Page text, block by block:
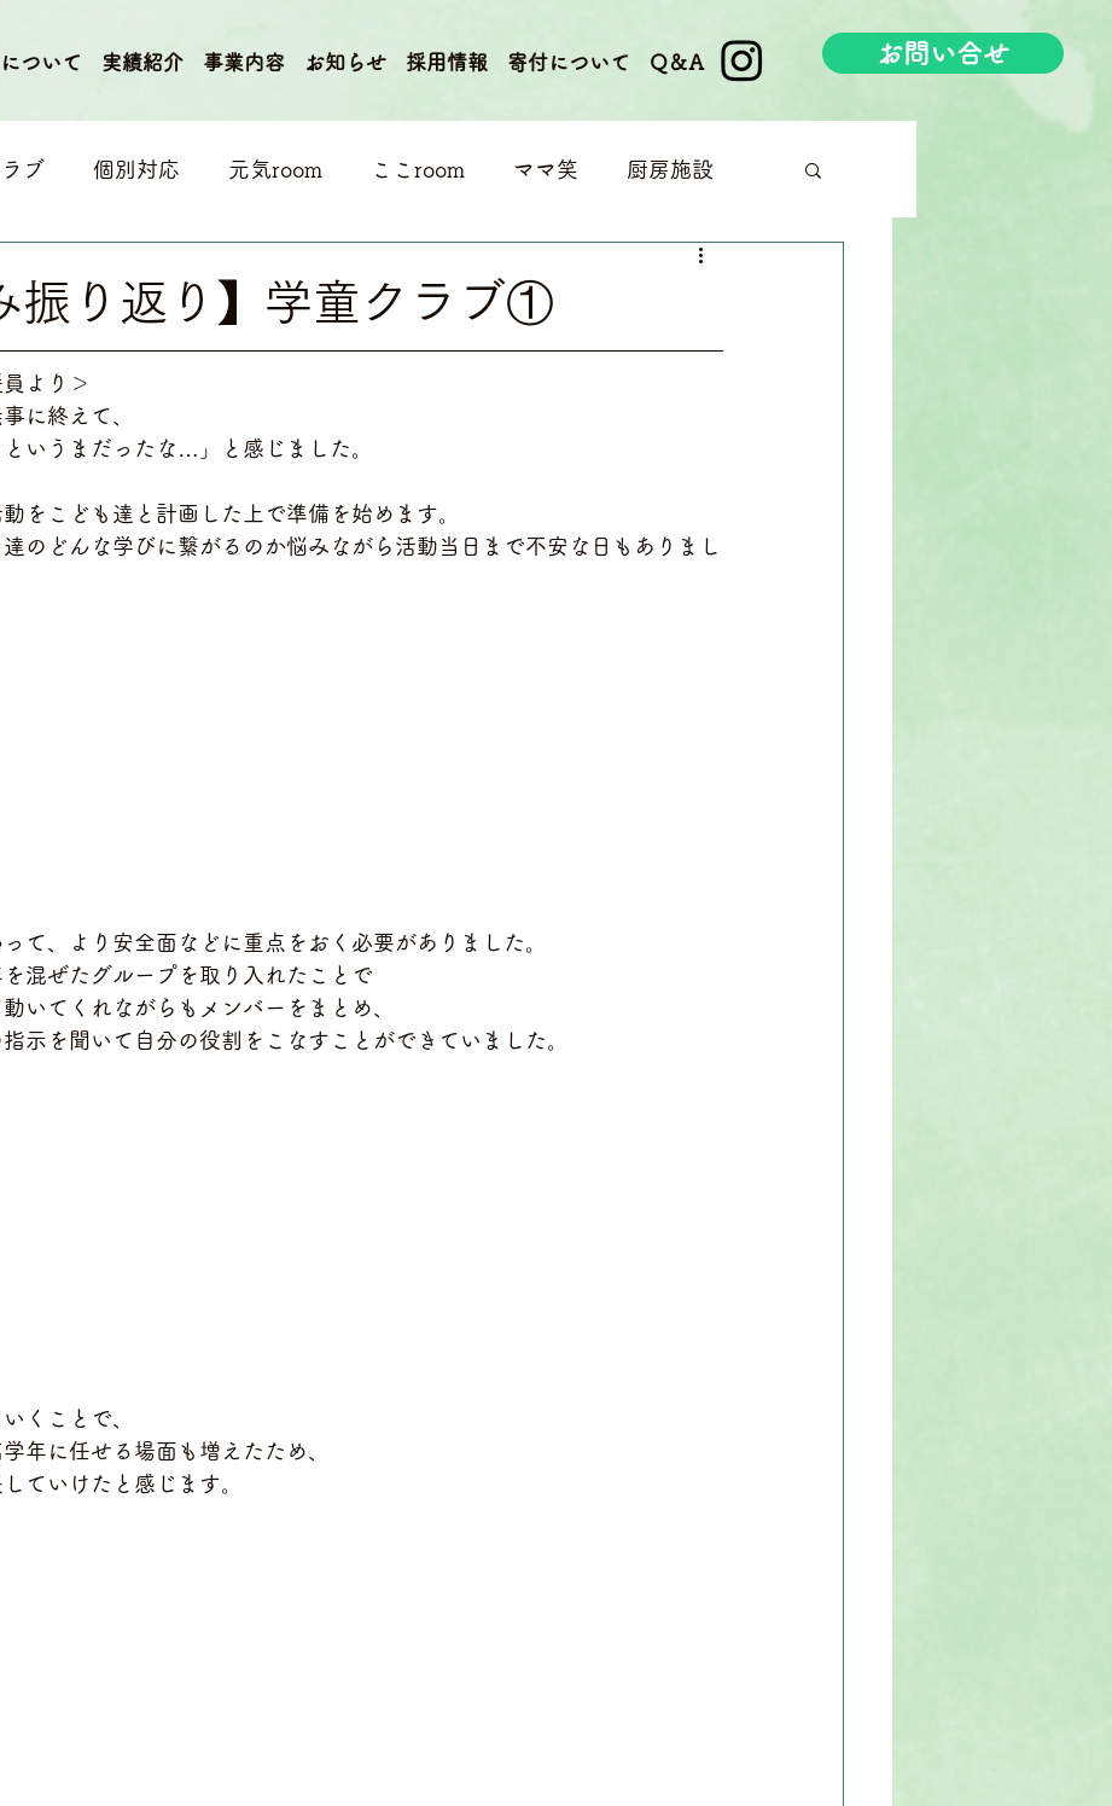
ついて 実績紹介 事業内容 お知らせ 採用情報 寄付について Q＆A お問い合せ
ブ 個別対応 元気room ここroom ママ笑 厨房施設
振り返り】学童クラブ①
より＞
に終えて、
いうまだったな…」と感じました。
をこども達と計画した上で準備を始めます。
のどんな学びに繋がるのか悩みながら活動当日まで不安な日もありまし
て、より安全面などに重点をおく必要がありました。
混ぜたグループを取り入れたことで
いてくれながらもメンバーをまとめ、
示を聞いて自分の役割をこなすことができていました。
くことで、
年に任せる場面も増えたため、
ていけたと感じます。